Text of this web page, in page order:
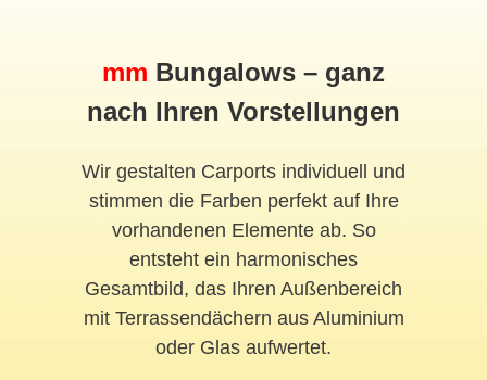
mm Bungalows – ganz
nach Ihren Vorstellungen
Wir gestalten Carports individuell und
stimmen die Farben perfekt auf Ihre
vorhandenen Elemente ab. So
entsteht ein harmonisches
Gesamtbild, das Ihren Außenbereich
mit Terrassendächern aus Aluminium
oder Glas aufwertet.